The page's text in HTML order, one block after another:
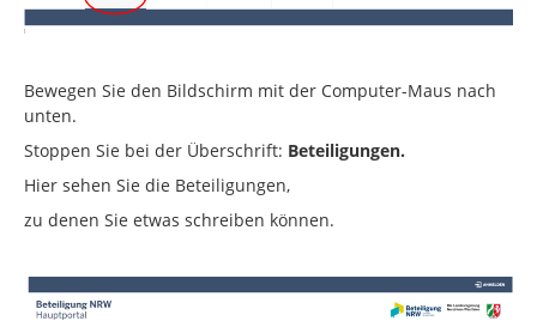
Bewegen Sie den Bildschirm mit der Computer-Maus nach
unten.
Stoppen Sie bei der Überschrift: Beteiligungen.
Hier sehen Sie die Beteiligungen,
zu denen Sie etwas schreiben können.